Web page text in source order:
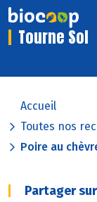
Tourne Sol
Accueil
Toutes nos
Poire au
Partager sur